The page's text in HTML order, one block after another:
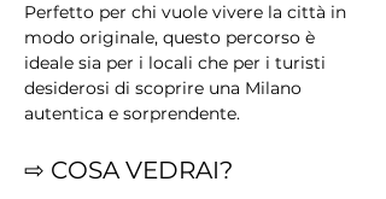
Perfetto per chi vuole vivere la città in
modo originale, questo percorso è
ideale sia per i locali che per i turisti
desiderosi di scoprire una Milano
autentica e sorprendente.
⇨ COSA VEDRAI?